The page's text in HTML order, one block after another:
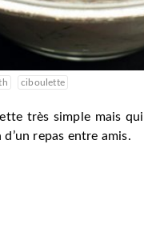
ciboulette
très simple mais
repas entre amis.